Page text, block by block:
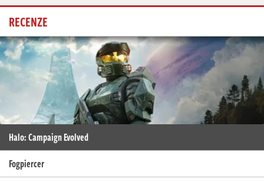
RECENZE
Halo: Campaign Evolved
Fogpiercer